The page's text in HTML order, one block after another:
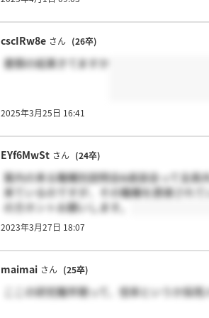
cscIRw8e さん (26卒)
書類の結果きてますか
2025年3月25日 16:41
EYf6MwSt さん (24卒)
案内の来る職種別説明会&座談会って全員
来ているのですが、その職種を誘導され
の方ホントお願いします。
2023年3月27日 18:07
maimai さん (25卒)
ここの研究職早期って、倍率というか採